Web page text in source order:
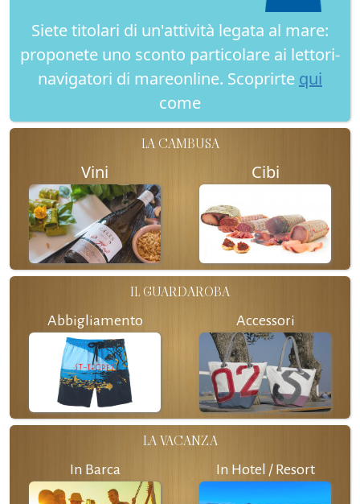
Siete titolari di un'attività legata al mare:
proponete uno sconto particolare ai lettori-
navigatori di mareonline. Scoprirte qui
come
LA CAMBUSA
Vini Cibi
IL GUARDAROBA
Abbigliamento Accessori
LA VACANZA
In Barca In Hotel / Resort